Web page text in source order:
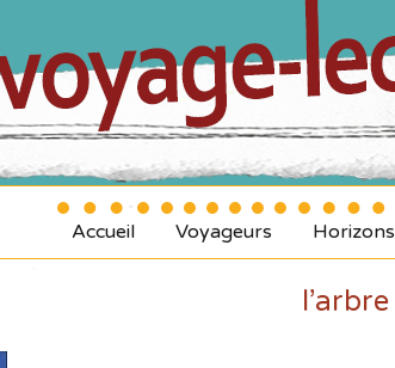
Accueil Voyageurs Horizons
l’arbre